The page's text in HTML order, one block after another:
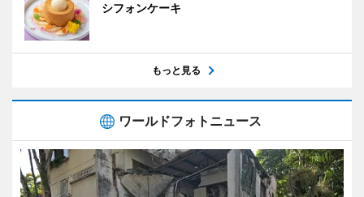
シフォンケーキ
もっと見る
ワールドフォトニュース